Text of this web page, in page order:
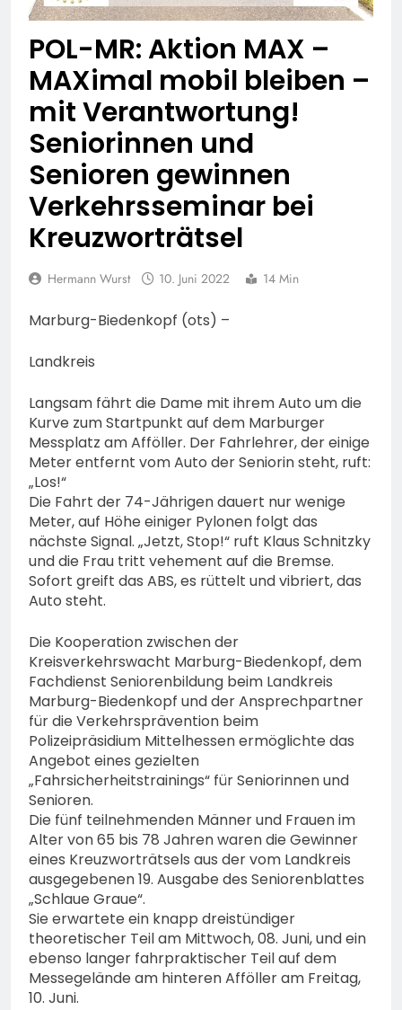
74-jähriger Claus-Peter
H. weiterhin vermisst –
Erneute Veröffentlichung
eines Fotos
POL-MR: Aktion MAX –
MAXimal mobil bleiben –
mit Verantwortung!
Seniorinnen und
Senioren gewinnen
Verkehrsseminar bei
Kreuzworträtsel
Hermann Wurst 10. Juni 2022 14 Min
Marburg-Biedenkopf (ots) –
Landkreis
Langsam fährt die Dame mit ihrem Auto um die
Kurve zum Startpunkt auf dem Marburger
Messplatz am Afföller. Der Fahrlehrer, der einige
Meter entfernt vom Auto der Seniorin steht, ruft:
„Los!“
Die Fahrt der 74-Jährigen dauert nur wenige
Meter, auf Höhe einiger Pylonen folgt das
nächste Signal. „Jetzt, Stop!“ ruft Klaus Schnitzky
und die Frau tritt vehement auf die Bremse.
Sofort greift das ABS, es rüttelt und vibriert, das
Auto steht.
Die Kooperation zwischen der
Kreisverkehrswacht Marburg-Biedenkopf, dem
Fachdienst Seniorenbildung beim Landkreis
Marburg-Biedenkopf und der Ansprechpartner
für die Verkehrsprävention beim
Polizeipräsidium Mittelhessen ermöglichte das
Angebot eines gezielten
„Fahrsicherheitstrainings“ für Seniorinnen und
Senioren.
Die fünf teilnehmenden Männer und Frauen im
Alter von 65 bis 78 Jahren waren die Gewinner
eines Kreuzworträtsels aus der vom Landkreis
ausgegebenen 19. Ausgabe des Seniorenblattes
„Schlaue Graue“.
Sie erwartete ein knapp dreistündiger
theoretischer Teil am Mittwoch, 08. Juni, und ein
ebenso langer fahrpraktischer Teil auf dem
Messegelände am hinteren Afföller am Freitag,
10. Juni.